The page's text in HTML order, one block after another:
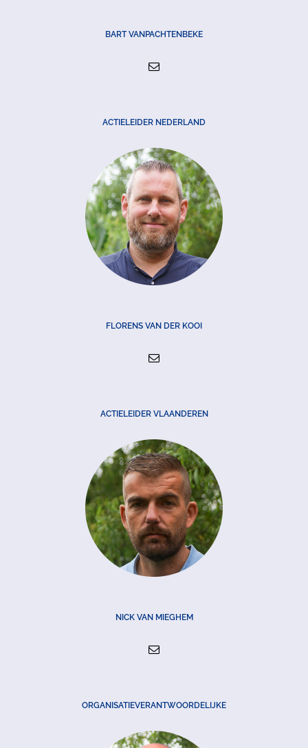
BART VANPACHTENBEKE
ACTIELEIDER NEDERLAND
FLORENS VAN DER KOOI
ACTIELEIDER VLAANDEREN
NICK VAN MIEGHEM
ORGANISATIEVERANTWOORDELIJKE